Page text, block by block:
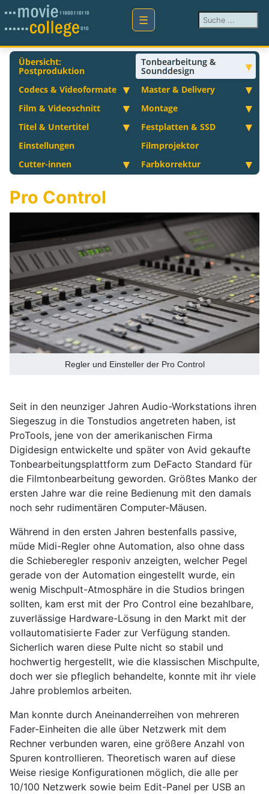
Suchen ...
Übersicht:
Postproduktion
Tonbearbeitung &
Sounddesign
Codecs & Videoformate
Master & Delivery
Film & Videoschnitt
Montage
Titel & Untertitel
Festplatten & SSD
Einstellungen
Filmprojektor
Cutter-innen
Farbkorrektur
Pro Control
Regler und Einsteller der Pro Control
Seit in den neunziger Jahren Audio-Workstations ihren
Siegeszug in die Tonstudios angetreten haben, ist
ProTools, jene von der amerikanischen Firma
Digidesign entwickelte und später von Avid gekaufte
Tonbearbeitungsplattform zum DeFacto Standard für
die Filmtonbearbeitung geworden. Größtes Manko der
ersten Jahre war die reine Bedienung mit den damals
noch sehr rudimentären Computer-Mäusen.
Während in den ersten Jahren bestenfalls passive,
müde Midi-Regler ohne Automation, also ohne dass
die Schieberegler responiv anzeigten, welcher Pegel
gerade von der Automation eingestellt wurde, ein
wenig Mischpult-Atmosphäre in die Studios bringen
sollten, kam erst mit der Pro Control eine bezahlbare,
zuverlässige Hardware-Lösung in den Markt mit der
vollautomatisierte Fader zur Verfügung standen.
Sicherlich waren diese Pulte nicht so stabil und
hochwertig hergestellt, wie die klassischen Mischpulte,
doch wer sie pfleglich behandelte, konnte mit ihr viele
Jahre problemlos arbeiten.
Man konnte durch Aneinanderreihen von mehreren
Fader-Einheiten die alle über Netzwerk mit dem
Rechner verbunden waren, eine größere Anzahl von
Spuren kontrollieren. Theoretisch waren auf diese
Weise riesige Konfigurationen möglich, die alle per
10/100 Netzwerk sowie beim Edit-Panel per USB an